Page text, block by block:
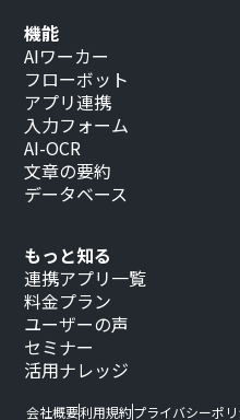
もっと知る
連携アプリ一覧
料金プラン
ユーザーの声
セミナー
活用ナレッジ
機能
AIワーカー
フローボット
アプリ連携
入力フォーム
AI-OCR
文章の要約
データベース
会社概要利用規約プライバシーポ